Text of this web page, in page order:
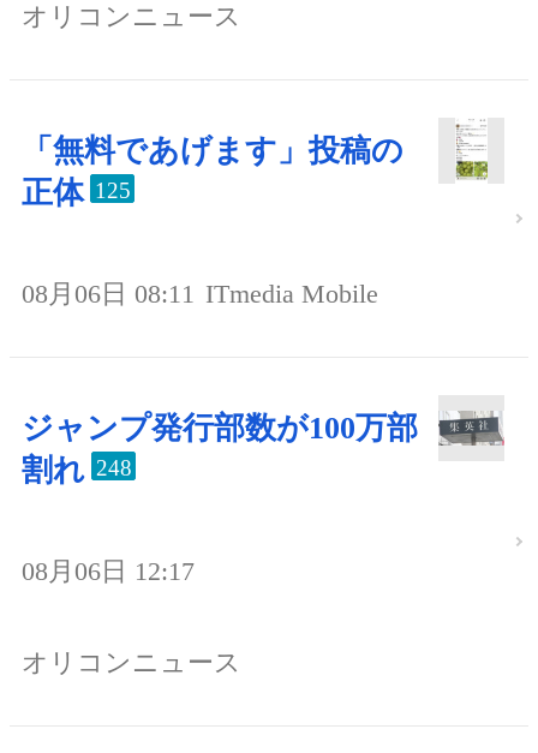
オリコンニュース
「無料であげます」投稿の
正体 125
08月06日 08:11 ITmedia Mobile
ジャンプ発行部数が100万部
割れ 248
08月06日 12:17
オリコンニュース